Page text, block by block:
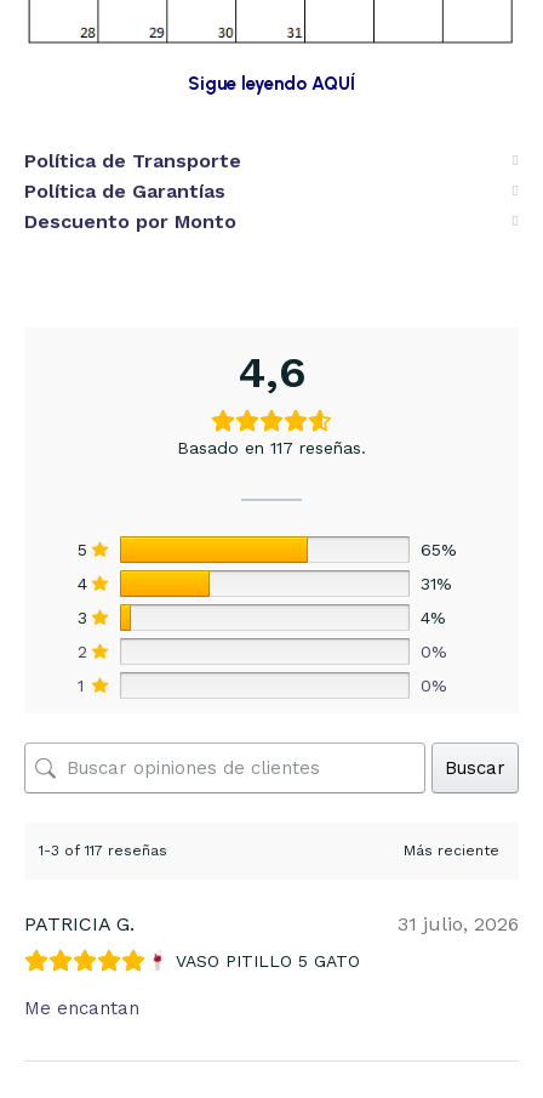
Sigue leyendo AQUÍ
Política de Transporte
Política de Garantías
Descuento por Monto
4,6
Basado en 117 reseñas.
5
65%
4
31%
3
4%
2
0%
1
0%
Buscar
1-3 of 117 reseñas
PATRICIA G. 31 julio, 2026
VASO PITILLO 5 GATO
Me encantan